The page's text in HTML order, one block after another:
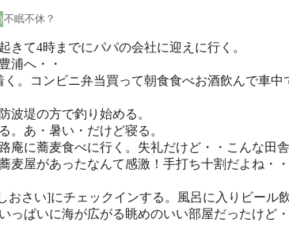
不眠不休？
きて4時までにパパの会社に迎えに行く。
浦へ・・
く。コンビニ弁当買って朝食食べお酒飲んで車中
波堤の方で釣り始める。
。あ・暑い・だけど寝る。
庵に蕎麦食べに行く。失礼だけど・・こんな田
麦屋があったなんて感激！手打ち十割だよね・・
おさい]にチェックインする。風呂に入りビール
っぱいに海が広がる眺めのいい部屋だったけど・